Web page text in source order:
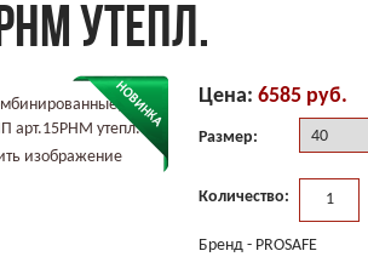
УТЕПЛ.
изображение
Цена:6585 руб.
Размер:
Количество:
Бренд - PROSAFE